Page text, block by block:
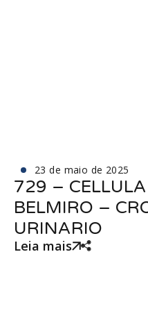
23 de maio de 2025
729 –
BELMIRO –
URINARIO
Leia mais